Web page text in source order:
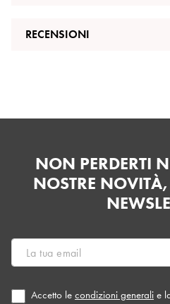
RECENSIONI
NON PERDERTI
NOSTRE
Accetto le condizioni generali e